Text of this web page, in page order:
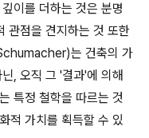
이를 더하는 것은 분명
관점을 견지하는 것 또한
는 건축의 가
, 오직 그 '결과'에 의해
특정 철학을 따르는 것
적 가치를 획득할 수 있